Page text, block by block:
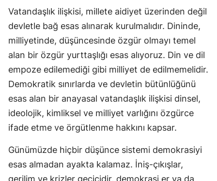
Vatandaşlık ilişkisi, millete aidiyet üzerinden değil
devletle bağ esas alınarak kurulmalıdır. Dininde,
milliyetinde, düşüncesinde özgür olmayı temel
alan bir özgür yurttaşlığı esas alıyoruz. Din ve dil
empoze edilemediği gibi milliyet de edilmemelidir.
Demokratik sınırlarda ve devletin bütünlüğünü
esas alan bir anayasal vatandaşlık ilişkisi dinsel,
ideolojik, kimliksel ve milliyet varlığını özgürce
ifade etme ve örgütlenme hakkını kapsar.
Günümüzde hiçbir düşünce sistemi demokrasiyi
esas almadan ayakta kalamaz. İniş-çıkışlar,
gerilim ve krizler geçicidir, demokrasi er ya da